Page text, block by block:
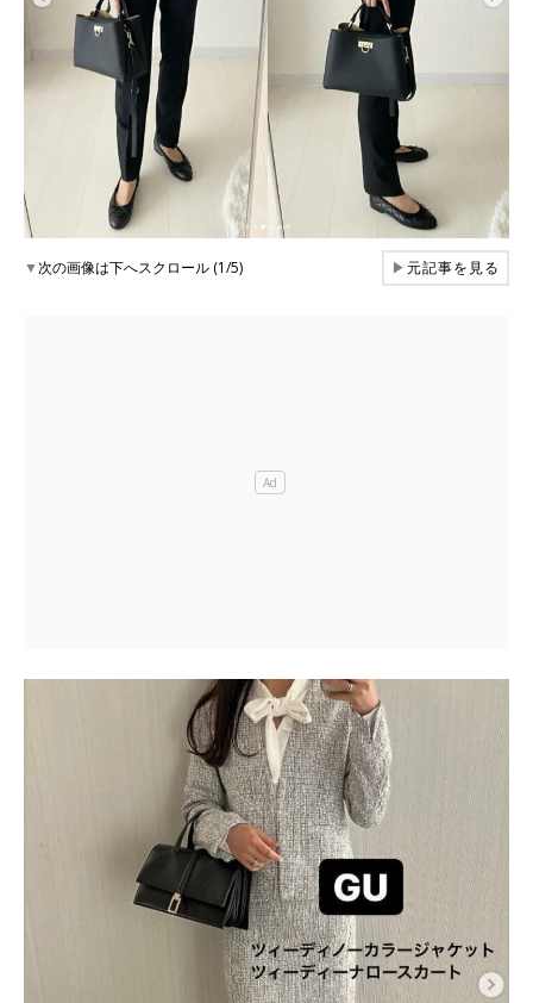
▼次の画像は下へスクロール (1/5) ▶元記事を見る